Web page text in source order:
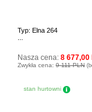
Typ: Elna 264
Nasza cena: 8 677,00
Zwykła cena: 9 111 PLN
stan hurtowni